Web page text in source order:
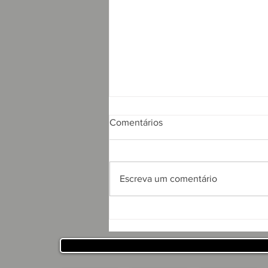
SECRETARIA DE
DESENVOLVIMENTO
Comentários
Escreva um comentário